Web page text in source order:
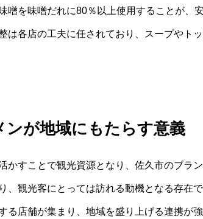
噌を味噌だれに80％以上使用することが、
は各店の工夫に任されており、スープやト
ンが地域にもたらす意義
かすことで観光資源となり、佐久市のブラ
、観光客にとっては訪れる動機となる存在
る店舗が集まり、地域を盛り上げる連携が強